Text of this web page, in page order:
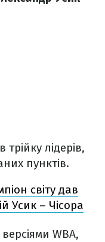
лідерів,
пунктів.
світу дав
Усик – Чісора
WBA,